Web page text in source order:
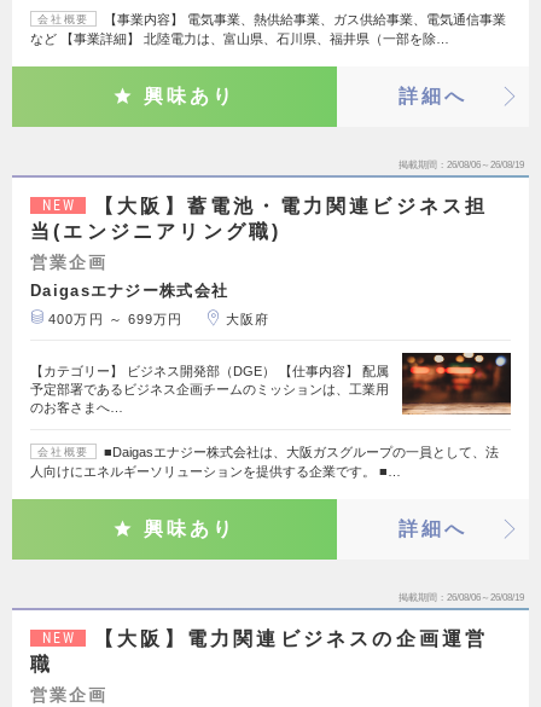
会社概要
【事業内容】 電気事業、熱供給事業、ガス供給事業、電気通信事業
など 【事業詳細】 北陸電力は、富山県、石川県、福井県（一部を除…
興味あり 詳細へ
掲載期間 26/08/06～26/08/19
NEW
【大阪】蓄電池・電力関連ビジネス担
当(エンジニアリング職)
営業企画
Daigasエナジー株式会社
400万円 ～ 699万円 大阪府
【カテゴリー】 ビジネス開発部（DGE） 【仕事内容】 配属
予定部署であるビジネス企画チームのミッションは、工業用
のお客さまへ…
会社概要
■Daigasエナジー株式会社は、大阪ガスグループの一員として、法
人向けにエネルギーソリューションを提供する企業です。 ■…
興味あり 詳細へ
掲載期間 26/08/06～26/08/19
NEW
【大阪】電力関連ビジネスの企画運営
職
営業企画